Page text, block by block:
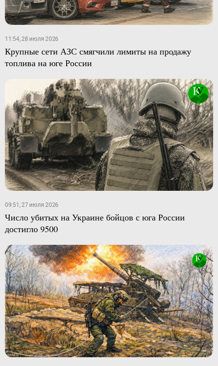
11:54, 28 июля 2026
Крупные сети АЗС смягчили лимиты на продажу
топлива на юге России
09:51, 27 июля 2026
Число убитых на Украине бойцов с юга России
достигло 9500